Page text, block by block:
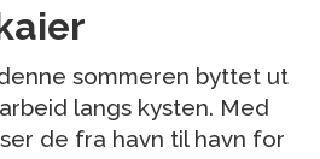
sommeren byttet ut
langs kysten. Med
de fra havn til havn for